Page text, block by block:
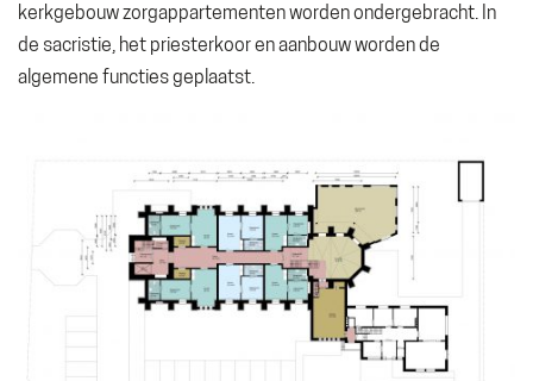
kerkgebouw zorgappartementen worden ondergebracht. In
de sacristie, het priesterkoor en aanbouw worden de
algemene functies geplaatst.